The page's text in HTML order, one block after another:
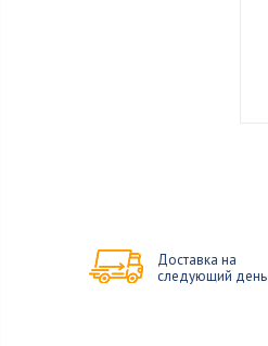
Доставка на
следующий день